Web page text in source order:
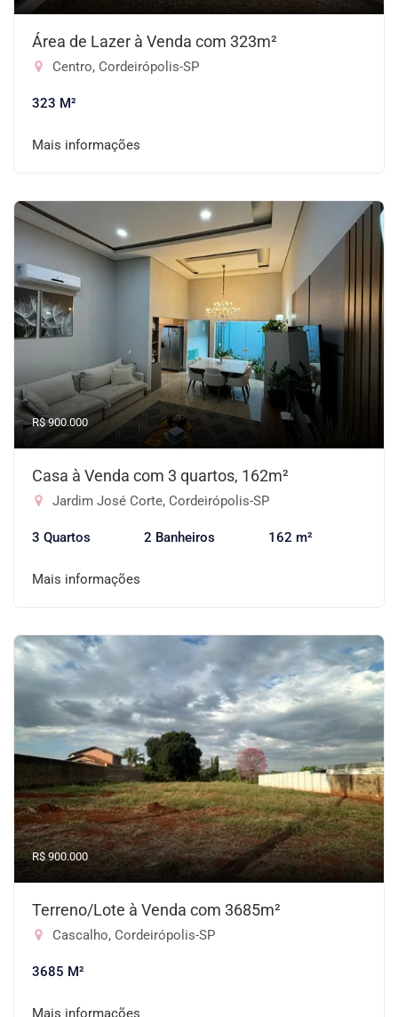
Área de Lazer à Venda com 323m²
Centro, Cordeirópolis-SP
323 M²
Mais informações
R$ 900.000
Casa à Venda com 3 quartos, 162m²
Jardim José Corte, Cordeirópolis-SP
3 Quartos 2 Banheiros 162 m²
Mais informações
R$ 900.000
Terreno/Lote à Venda com 3685m²
Cascalho, Cordeirópolis-SP
3685 M²
Mais informações